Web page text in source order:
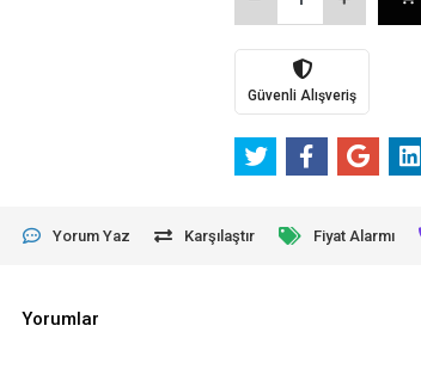
Güvenli Alışveriş
Yorum Yaz Karşılaştır Fiyat Alarmı
Yorumlar